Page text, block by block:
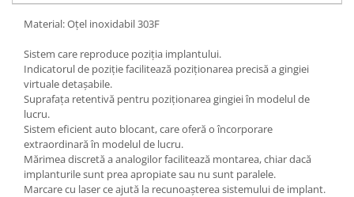
Material: Oțel inoxidabil 303F
Sistem care reproduce poziția implantului.
Indicatorul de poziție facilitează poziționarea precisă a gingiei
virtuale detașabile.
Suprafața retentivă pentru poziționarea gingiei în modelul de
lucru.
Sistem eficient auto blocant, care oferă o încorporare
extraordinară în modelul de lucru.
Mărimea discretă a analogilor facilitează montarea, chiar dacă
implanturile sunt prea apropiate sau nu sunt paralele.
Marcare cu laser ce ajută la recunoașterea sistemului de implant.